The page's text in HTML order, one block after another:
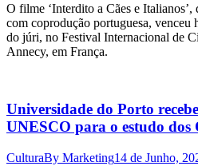
O filme ‘Interdito a Cães e
com coprodução portuguesa,
do júri, no Festival Internacional de
Annecy, em França.
Universidade do Porto
UNESCO para o estudo dos
CulturaBy Marketing14 de Junho,